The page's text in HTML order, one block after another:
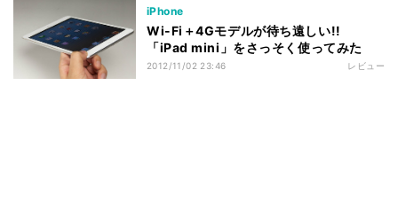
iPhone
Wi-Fi＋4Gモデルが待ち遠しい!!
「iPad mini」をさっそく使ってみた
2012/11/02 23:46 レビュー